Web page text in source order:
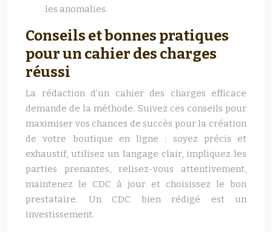
les anomalies.
Conseils et bonnes pratiques
pour un cahier des charges
réussi
La rédaction d’un cahier des charges efficace
demande de la méthode. Suivez ces conseils pour
maximiser vos chances de succès pour la création
de votre boutique en ligne : soyez précis et
exhaustif, utilisez un langage clair, impliquez les
parties prenantes, relisez-vous attentivement,
maintenez le CDC à jour et choisissez le bon
prestataire. Un CDC bien rédigé est un
investissement.